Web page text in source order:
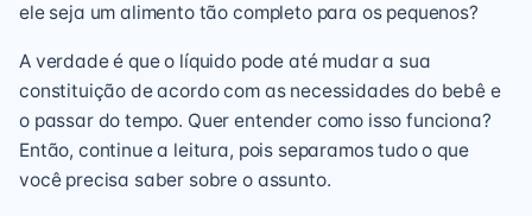
ele seja um alimento tão completo para os pequenos?
A verdade é que o líquido pode até mudar a sua
constituição de acordo com as necessidades do bebê e
o passar do tempo. Quer entender como isso funciona?
Então, continue a leitura, pois separamos tudo o que
você precisa saber sobre o assunto.